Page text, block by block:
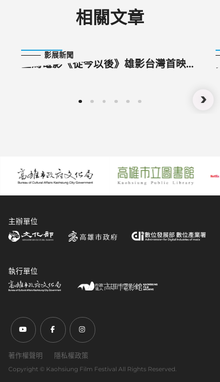
相關文章
影展新聞
金馬電影《從今以後》雄影台灣首映
主辦單位
執行單位
前往Youtube頻道(另開新視窗)
前往Facebook粉絲團(另開新視窗)
前往Instagram粉絲團(另開新視窗)
著作權聲明 隱私權政策
Copyright ©︎ Kaohsiung Film Festival All Rights Reserved.